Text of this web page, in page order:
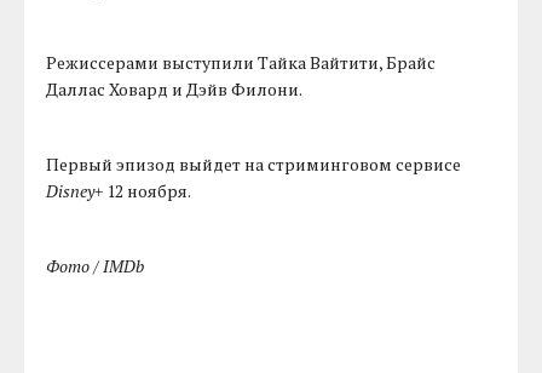
Режиссерами выступили Тайка Вайтити, Брайс
Даллас Ховард и Дэйв Филони.
Первый эпизод выйдет на стриминговом сервисе
Disney+ 12 ноября.
Фото / IMDb